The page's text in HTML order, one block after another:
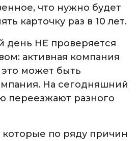
что нужно будет
карточку раз в 10 лет.
день НЕ проверяется
активная компания
это может быть
На сегодняшний
переезжают разного
которые по ряду причин